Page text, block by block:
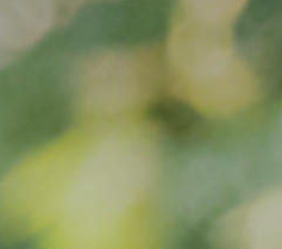
ライフサポートセンター友
ライフサポートセンター
ライフサポートセンター
お客様登録情報の変更 （届
静岡県退職者福祉協議会に
静岡県退職者福祉協議会活
静岡県退職者福祉協議会組
ろうきんグリーン友の会に
ろうきんグリーン友の会活
ろうきんグリーン友の会組